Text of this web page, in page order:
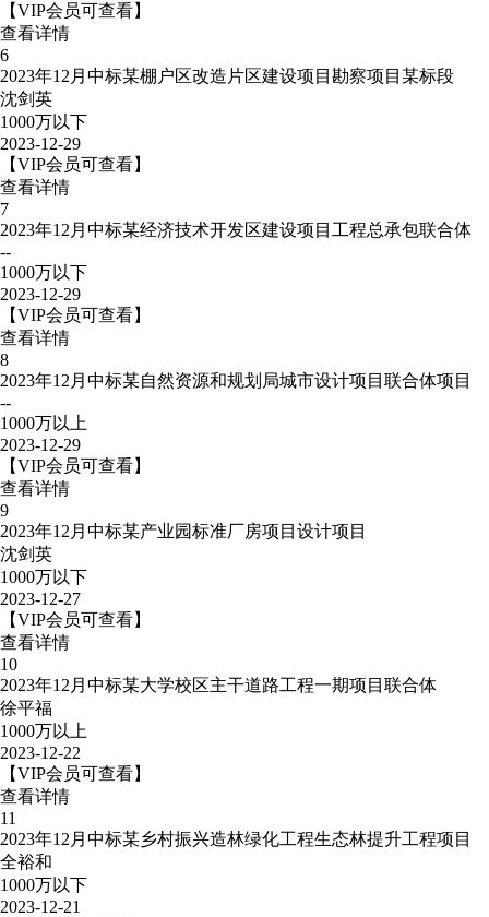
【VIP会员可查看】
查看详情
6
2023年12月中标某棚户区改造片区建设项目勘察项目某标段
沈剑英
1000万以下
2023-12-29
【VIP会员可查看】
查看详情
7
2023年12月中标某经济技术开发区建设项目工程总承包联合体
--
1000万以下
2023-12-29
【VIP会员可查看】
查看详情
8
2023年12月中标某自然资源和规划局城市设计项目联合体项目
--
1000万以上
2023-12-29
【VIP会员可查看】
查看详情
9
2023年12月中标某产业园标准厂房项目设计项目
沈剑英
1000万以下
2023-12-27
【VIP会员可查看】
查看详情
10
2023年12月中标某大学校区主干道路工程一期项目联合体
徐平福
1000万以上
2023-12-22
【VIP会员可查看】
查看详情
11
2023年12月中标某乡村振兴造林绿化工程生态林提升工程项目
全裕和
1000万以下
2023-12-21